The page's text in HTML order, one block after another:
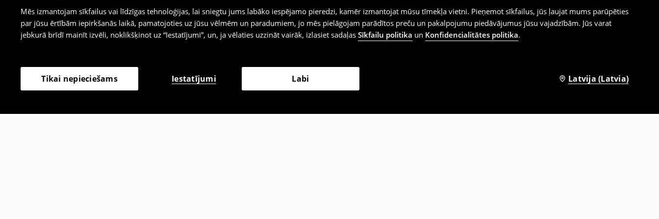
Mēs izmantojam sīkfailus vai līdzīgas tehnoloģijas, lai sniegtu jums labāko iespējamo pieredzi, kamēr izmantojat mūsu tīmekļa vietni. Pieņemot sīkfailus, jūs ļaujat mums parūpēties
par jūsu ērtībām iepirkšanās laikā, pamatojoties uz jūsu vēlmēm un paradumiem, jo mēs pielāgojam parādītos preču un pakalpojumu piedāvājumus jūsu vajadzībām. Jūs varat
jebkurā brīdī mainīt izvēli, noklikšķinot uz “Iestatījumi”, un, ja vēlaties uzzināt vairāk, izlasiet sadaļas Sīkfailu politika un Konfidencialitātes politika.
Tikai nepieciešams Iestatījumi Labi Latvija (Latvia)